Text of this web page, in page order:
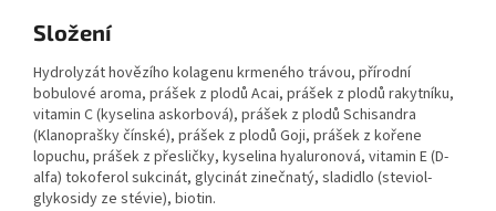
Složení
Hydrolyzát hovězího kolagenu krmeného trávou, přírodní
bobulové aroma, prášek z plodů Acai, prášek z plodů rakytníku,
vitamin C (kyselina askorbová), prášek z plodů Schisandra
(Klanoprašky čínské), prášek z plodů Goji, prášek z kořene
lopuchu, prášek z přesličky, kyselina hyaluronová, vitamin E (D-
alfa) tokoferol sukcinát, glycinát zinečnatý, sladidlo (steviol-
glykosidy ze stévie), biotin.